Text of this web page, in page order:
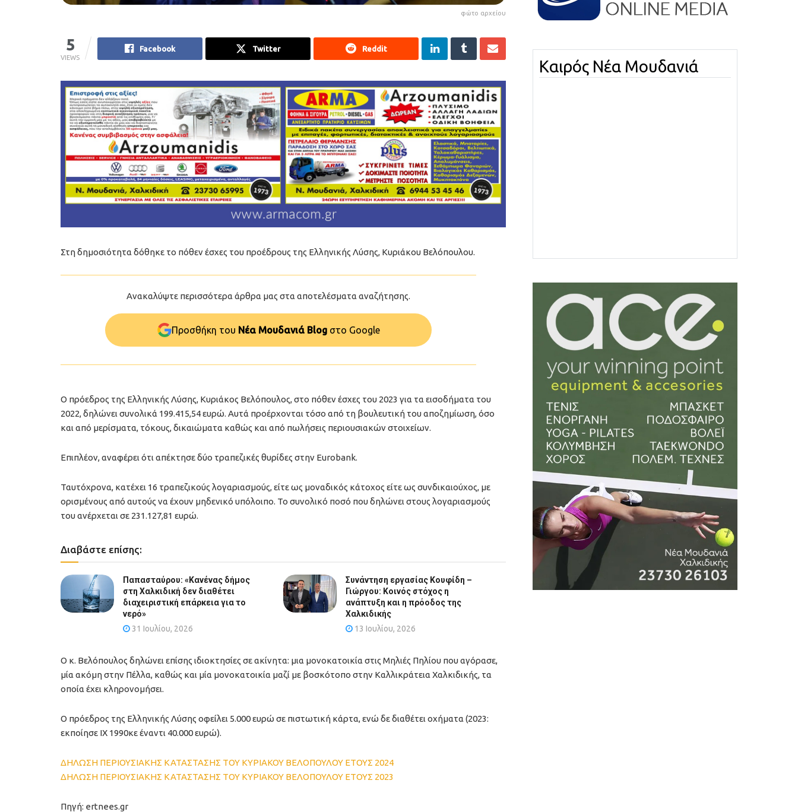
φώτο αρχείου
5
VIEWS
Facebook Twitter Reddit
Στη δημοσιότητα δόθηκε το πόθεν έσχες του προέδρους της Ελληνικής Λύσης, Κυριάκου Βελόπουλου.
Ανακαλύψτε περισσότερα άρθρα μας στα αποτελέσματα αναζήτησης.
Προσθήκη του Νέα Μουδανιά Blogστo Google
Ο πρόεδρος της Ελληνικής Λύσης, Κυριάκος Βελόπουλος, στο πόθεν έσχες του 2023 για τα εισοδήματα του
2022, δηλώνει συνολικά 199.415,54 ευρώ. Αυτά προέρχονται τόσο από τη βουλευτική του αποζημίωση, όσο
και από μερίσματα, τόκους, δικαιώματα καθώς και από πωλήσεις περιουσιακών στοιχείων.
Επιπλέον, αναφέρει ότι απέκτησε δύο τραπεζικές θυρίδες στην Eurobank.
Ταυτόχρονα, κατέχει 16 τραπεζικούς λογαριασμούς, είτε ως μοναδικός κάτοχος είτε ως συνδικαιούχος, με
ορισμένους από αυτούς να έχουν μηδενικό υπόλοιπο. Το συνολικό ποσό που δηλώνει στους λογαριασμούς
του ανέρχεται σε 231.127,81 ευρώ.
Διαβάστε επίσης:
Παπασταύρου: «Κανένας δήμος
στη Χαλκιδική δεν διαθέτει
διαχειριστική επάρκεια για το
νερό»
31 Ιουλίου, 2026
Συνάντηση εργασίας Κουφίδη –
Γιώργου: Κοινός στόχος η
ανάπτυξη και η πρόοδος της
Χαλκιδικής
13 Ιουλίου, 2026
Ο κ. Βελόπουλος δηλώνει επίσης ιδιοκτησίες σε ακίνητα: μια μονοκατοικία στις Μηλιές Πηλίου που αγόρασε,
μία ακόμη στην Πέλλα, καθώς και μία μονοκατοικία μαζί με βοσκότοπο στην Καλλικράτεια Χαλκιδικής, τα
οποία έχει κληρονομήσει.
Ο πρόεδρος της Ελληνικής Λύσης οφείλει 5.000 ευρώ σε πιστωτική κάρτα, ενώ δε διαθέτει οχήματα (2023:
εκποίησε ΙΧ 1990κε έναντι 40.000 ευρώ).
ΔΗΛΩΣΗ ΠΕΡΙΟΥΣΙΑΚΗΣ ΚΑΤΑΣΤΑΣΗΣ ΤΟΥ ΚΥΡΙΑΚΟΥ ΒΕΛΟΠΟΥΛΟΥ ΕΤΟΥΣ 2024
ΔΗΛΩΣΗ ΠΕΡΙΟΥΣΙΑΚΗΣ ΚΑΤΑΣΤΑΣΗΣ ΤΟΥ ΚΥΡΙΑΚΟΥ ΒΕΛΟΠΟΥΛΟΥ ΕΤΟΥΣ 2023
Πηγή: ertnees.gr
Καιρός Νέα Μουδανιά